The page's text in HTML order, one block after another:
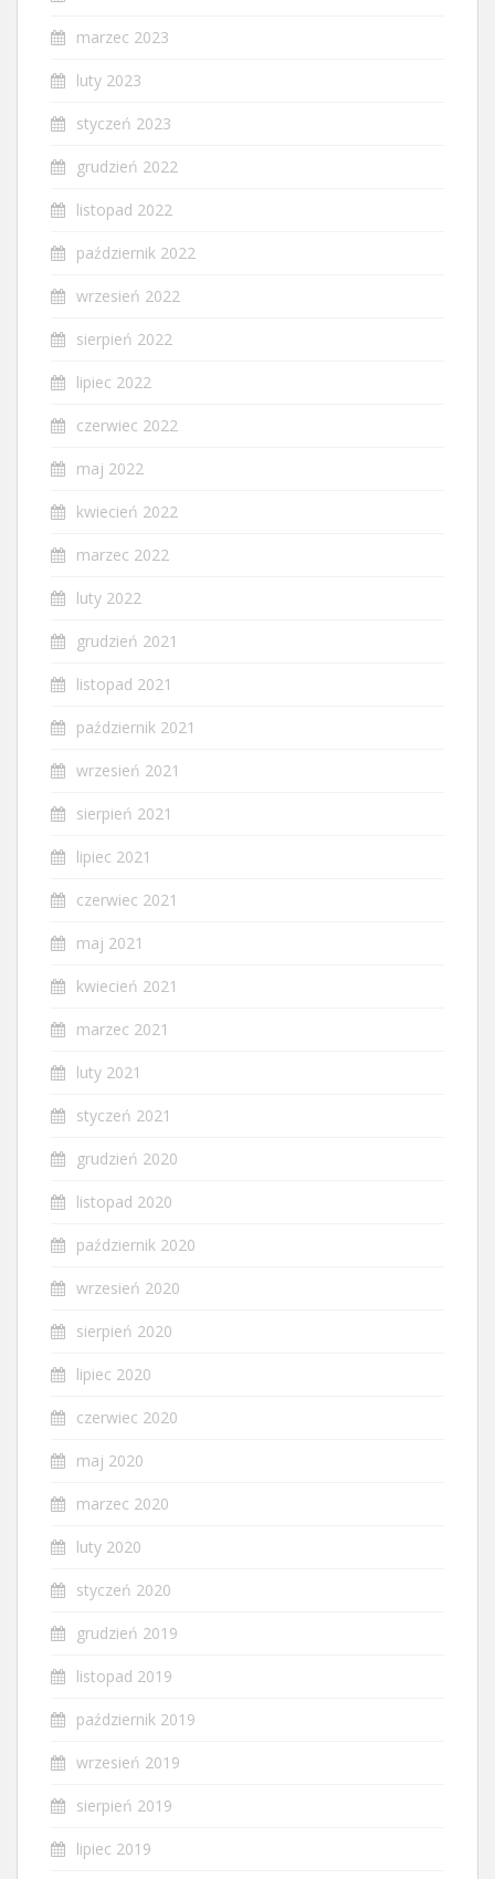
marzec 2023
luty 2023
styczeń 2023
grudzień 2022
listopad 2022
październik 2022
wrzesień 2022
sierpień 2022
lipiec 2022
czerwiec 2022
maj 2022
kwiecień 2022
marzec 2022
luty 2022
grudzień 2021
listopad 2021
październik 2021
wrzesień 2021
sierpień 2021
lipiec 2021
czerwiec 2021
maj 2021
kwiecień 2021
marzec 2021
luty 2021
styczeń 2021
grudzień 2020
listopad 2020
październik 2020
wrzesień 2020
sierpień 2020
lipiec 2020
czerwiec 2020
maj 2020
marzec 2020
luty 2020
styczeń 2020
grudzień 2019
listopad 2019
październik 2019
wrzesień 2019
sierpień 2019
lipiec 2019